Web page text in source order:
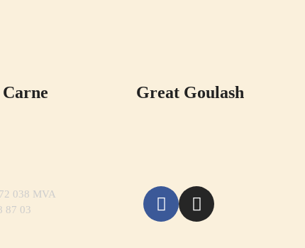
Great Goulash
038 MVA
87 03